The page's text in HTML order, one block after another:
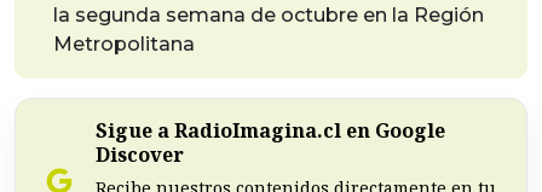
la segunda semana de octubre en la Región
Metropolitana
Sigue a RadioImagina.cl en Google
Discover